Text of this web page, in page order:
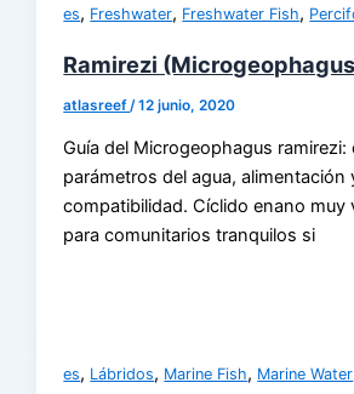
es, Freshwater, Freshwater Fish,
Ramirezi
atlasreef /12 junio, 2020
Guía del Microgeophagus ramirezi:
parámetros del agua, alimentación
compatibilidad. Cíclido enano muy
para comunitarios tranquilos si
es, Lábridos, Marine Fish, Marine Water